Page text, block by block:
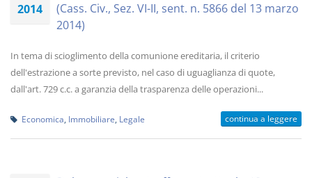
2014
(Cass. Civ., Sez. VI-II, sent. n. 5866 del 13 marzo
2014)
In tema di scioglimento della comunione ereditaria, il criterio
dell'estrazione a sorte previsto, nel caso di uguaglianza di quote,
dall'art. 729 c.c. a garanzia della trasparenza delle operazioni...
Economica Immobiliare Legale continua a leggere